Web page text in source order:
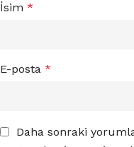
İsim *
E-posta *
Daha sonraki